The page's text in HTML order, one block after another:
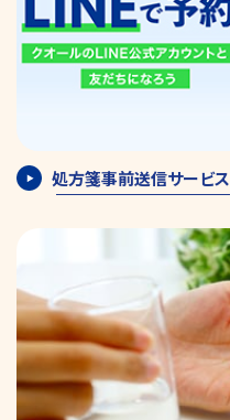
処方箋事前送信サービス